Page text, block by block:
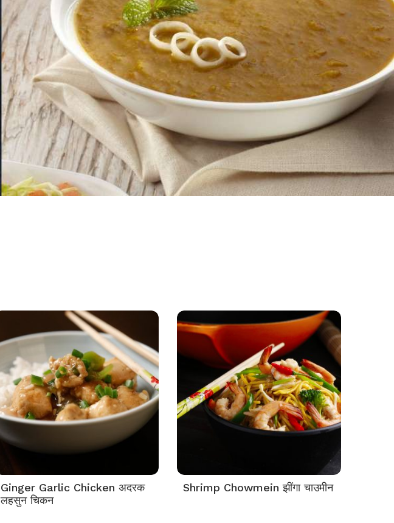
Ginger Garlic Chicken अदरक
लहसुन चिकन
Shrimp Chowmein झींगा चाउमीन